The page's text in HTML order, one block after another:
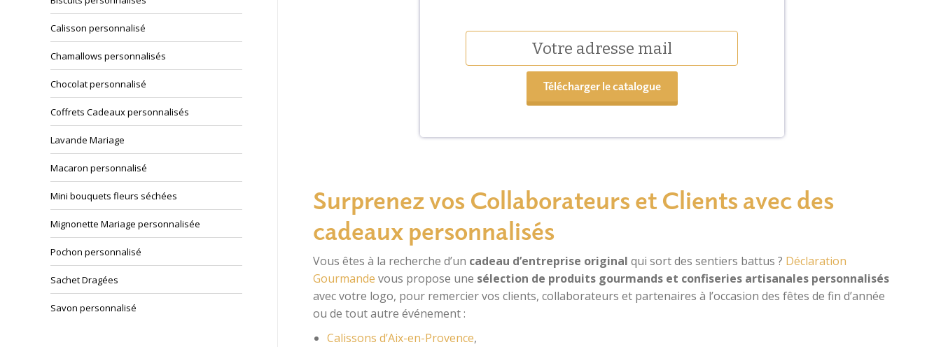
Télécharger le catalogue
Surprenez vos Collaborateurs et Clients avec des
cadeaux personnalisés
Vous êtes à la recherche d’un cadeau d’entreprise original qui sort des sentiers battus ? Déclaration
Gourmande vous propose une sélection de produits gourmands et confiseries artisanales personnalisés
avec votre logo, pour remercier vos clients, collaborateurs et partenaires à l’occasion des fêtes de fin d’année
ou de tout autre événement :
Calissons d’Aix-en-Provence,
Calisson personnalisé
Chamallows personnalisés
Chocolat personnalisé
Coffrets Cadeaux personnalisés
Lavande Mariage
Macaron personnalisé
Mini bouquets fleurs séchées
Mignonette Mariage personnalisée
Pochon personnalisé
Sachet Dragées
Savon personnalisé